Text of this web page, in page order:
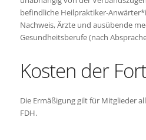
befindliche Heilpraktiker-
Nachweis, Ärzte und ausübende
Gesundheitsberufe (nach
Kosten der
Die Ermäßigung gilt für Mitglieder
FDH.